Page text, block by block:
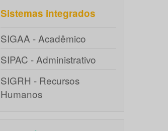
Sistemas integrados
SIGAA - Acadêmico
SIPAC - Administrativo
SIGRH - Recursos
Humanos